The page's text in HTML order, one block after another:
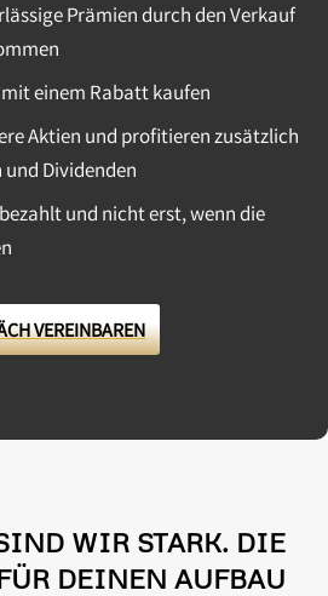
Prämien durch den Verkauf
einem Rabatt kaufen
Aktien und profitieren zusätzlich
Dividenden
und nicht erst, wenn die
VEREINBAREN
WIR STARK. DIE
DEINEN AUFBAU